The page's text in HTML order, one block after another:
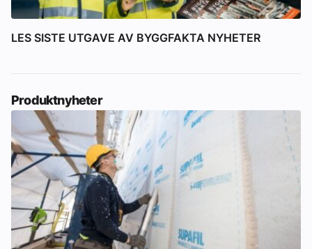
LES SISTE UTGAVE AV BYGGFAKTA NYHETER
Produktnyheter